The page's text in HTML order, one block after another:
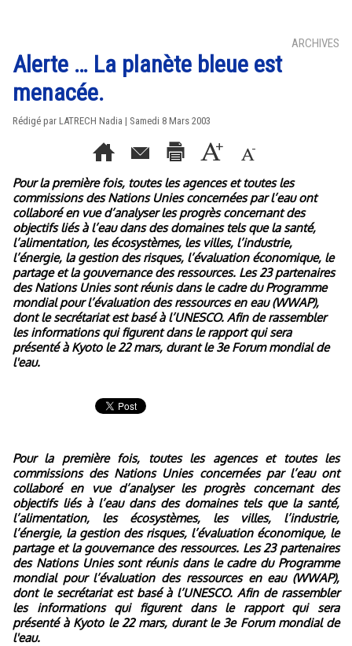
ARCHIVES
Alerte … La planète bleue est
menacée.
Rédigé par LATRECH Nadia | Samedi 8 Mars 2003
Pour la première fois, toutes les agences et toutes les
commissions des Nations Unies concernées par l’eau ont
collaboré en vue d’analyser les progrès concernant des
objectifs liés à l’eau dans des domaines tels que la santé,
l’alimentation, les écosystèmes, les villes, l’industrie,
l’énergie, la gestion des risques, l’évaluation économique, le
partage et la gouvernance des ressources. Les 23 partenaires
des Nations Unies sont réunis dans le cadre du Programme
mondial pour l’évaluation des ressources en eau (WWAP),
dont le secrétariat est basé à l’UNESCO. Afin de rassembler
les informations qui figurent dans le rapport qui sera
présenté à Kyoto le 22 mars, durant le 3e Forum mondial de
l'eau.
Pour la première fois, toutes les agences et toutes les
commissions des Nations Unies concernées par l’eau ont
collaboré en vue d’analyser les progrès concernant des
objectifs liés à l’eau dans des domaines tels que la santé,
l’alimentation, les écosystèmes, les villes, l’industrie,
l’énergie, la gestion des risques, l’évaluation économique, le
partage et la gouvernance des ressources. Les 23 partenaires
des Nations Unies sont réunis dans le cadre du Programme
mondial pour l’évaluation des ressources en eau (WWAP),
dont le secrétariat est basé à l’UNESCO. Afin de rassembler
les informations qui figurent dans le rapport qui sera
présenté à Kyoto le 22 mars, durant le 3e Forum mondial de
l'eau.